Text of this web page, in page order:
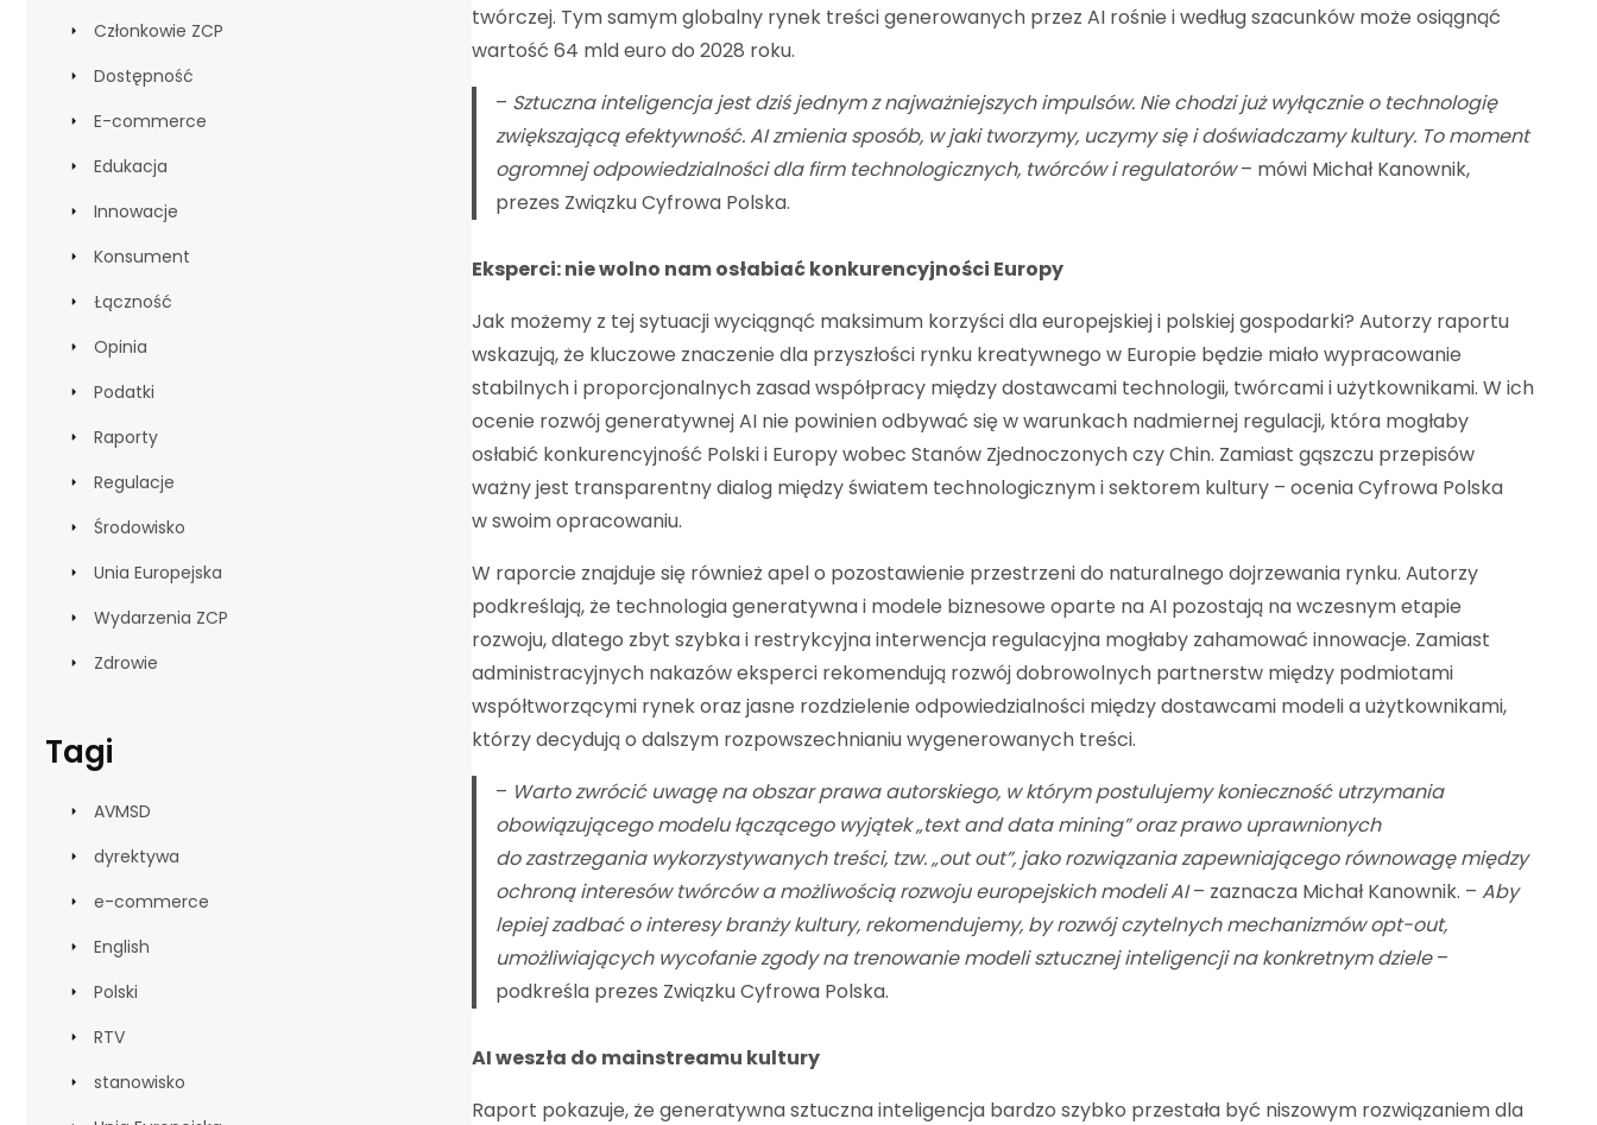
twórczej. Tym samym globalny rynek treści generowanych przez AI rośnie i według szacunków może osiągnąć
wartość 64 mld euro do 2028 roku.
– Sztuczna inteligencja jest dziś jednym z najważniejszych impulsów. Nie chodzi już wyłącznie o technologię
zwiększającą efektywność. AI zmienia sposób, w jaki tworzymy, uczymy się i doświadczamy kultury. To moment
ogromnej odpowiedzialności dla firm technologicznych, twórców i regulatorów– mówi Michał Kanownik,
prezes Związku Cyfrowa Polska.
Eksperci: nie wolno nam osłabiać konkurencyjności Europy
Jak możemy z tej sytuacji wyciągnąć maksimum korzyści dla europejskiej i polskiej gospodarki? Autorzy raportu
wskazują, że kluczowe znaczenie dla przyszłości rynku kreatywnego w Europie będzie miało wypracowanie
stabilnych i proporcjonalnych zasad współpracy między dostawcami technologii, twórcami i użytkownikami. W ich
ocenie rozwój generatywnej AI nie powinien odbywać się w warunkach nadmiernej regulacji, która mogłaby
osłabić konkurencyjność Polski i Europy wobec Stanów Zjednoczonych czy Chin. Zamiast gąszczu przepisów
ważny jest transparentny dialog między światem technologicznym i sektorem kultury – ocenia Cyfrowa Polska
w swoim opracowaniu.
W raporcie znajduje się również apel o pozostawienie przestrzeni do naturalnego dojrzewania rynku. Autorzy
podkreślają, że technologia generatywna i modele biznesowe oparte na AI pozostają na wczesnym etapie
rozwoju, dlatego zbyt szybka i restrykcyjna interwencja regulacyjna mogłaby zahamować innowacje. Zamiast
administracyjnych nakazów eksperci rekomendują rozwój dobrowolnych partnerstw między podmiotami
współtworzącymi rynek oraz jasne rozdzielenie odpowiedzialności między dostawcami modeli a użytkownikami,
którzy decydują o dalszym rozpowszechnianiu wygenerowanych treści.
– Warto zwrócić uwagę na obszar prawa autorskiego, w którym postulujemy konieczność utrzymania
obowiązującego modelu łączącego wyjątek „text and data mining” oraz prawo uprawnionych
do zastrzegania wykorzystywanych treści, tzw. „out out”, jako rozwiązania zapewniającego równowagę między
ochroną interesów twórców a możliwością rozwoju europejskich modeli AI– zaznacza Michał Kanownik. – Aby
lepiej zadbać o interesy branży kultury, rekomendujemy, by rozwój czytelnych mechanizmów opt-out,
umożliwiających wycofanie zgody na trenowanie modeli sztucznej inteligencji na konkretnym dziele–
podkreśla prezes Związku Cyfrowa Polska.
AI weszła do mainstreamu kultury
Raport pokazuje, że generatywna sztuczna inteligencja bardzo szybko przestała być niszowym rozwiązaniem dla
Członkowie ZCP
Dostępność
E-commerce
Edukacja
Innowacje
Konsument
Łączność
Opinia
Podatki
Raporty
Regulacje
Środowisko
Unia Europejska
Wydarzenia ZCP
Zdrowie
Tagi
AVMSD
dyrektywa
e-commerce
English
Polski
RTV
stanowisko